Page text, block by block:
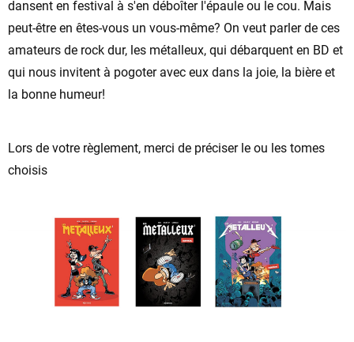
dansent en festival à s'en déboîter l'épaule ou le cou. Mais
peut-être en êtes-vous un vous-même? On veut parler de ces
amateurs de rock dur, les métalleux, qui débarquent en BD et
qui nous invitent à pogoter avec eux dans la joie, la bière et
la bonne humeur!
Lors de votre règlement, merci de préciser le ou les tomes
choisis